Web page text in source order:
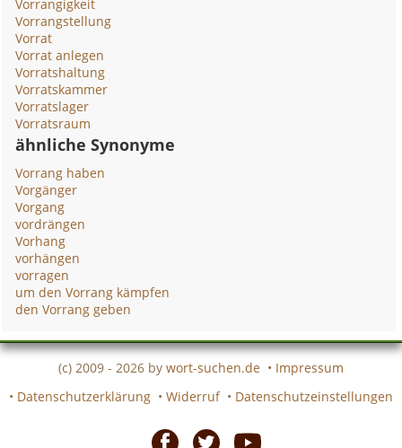
Vorrangigkeit
Vorrangstellung
Vorrat
Vorrat anlegen
Vorratshaltung
Vorratskammer
Vorratslager
Vorratsraum
ähnliche Synonyme
Vorrang haben
Vorgänger
Vorgang
vordrängen
Vorhang
vorhängen
vorragen
um den Vorrang kämpfen
den Vorrang geben
(c) 2009 - 2026 by wort-suchen.de • Impressum
• Datenschutzerklärung • Widerruf • Datenschutzeinstellungen